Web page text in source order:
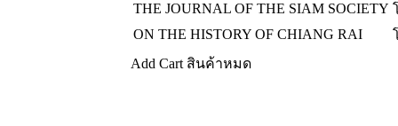
THE JOURNAL OF THE SIAM SOCIETY
ON THE HISTORY OF CHIANG RAI
Add Cart สินค้าหมด